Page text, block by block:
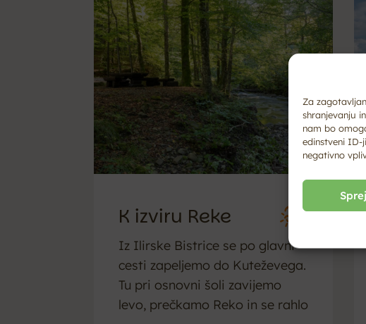
Za
shranjevanju
nam bo
edinstveni ID-
negativno
K izviru Reke
Iz Ilirske Bistrice se po glavni
cesti zapeljemo do Kuteževega.
Tu pri osnovni šoli zavijemo
levo, prečkamo Reko in se rahlo